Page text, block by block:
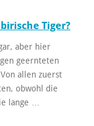
Tiger?
aber hier
geernteten
allen zuerst
obwohl die
lange …